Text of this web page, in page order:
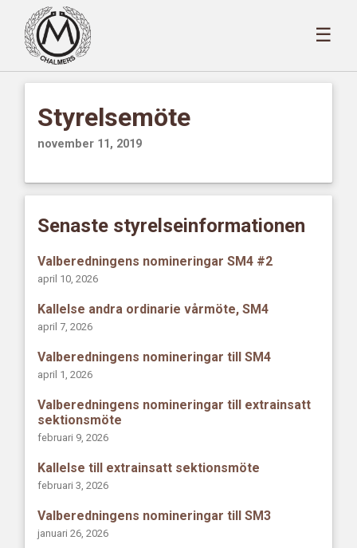
☰
Styrelsemöte
november 11, 2019
Senaste styrelseinformationen
Valberedningens nomineringar SM4 #2
april 10, 2026
Kallelse andra ordinarie vårmöte, SM4
april 7, 2026
Valberedningens nomineringar till SM4
april 1, 2026
Valberedningens nomineringar till extrainsatt
sektionsmöte
februari 9, 2026
Kallelse till extrainsatt sektionsmöte
februari 3, 2026
Valberedningens nomineringar till SM3
januari 26, 2026